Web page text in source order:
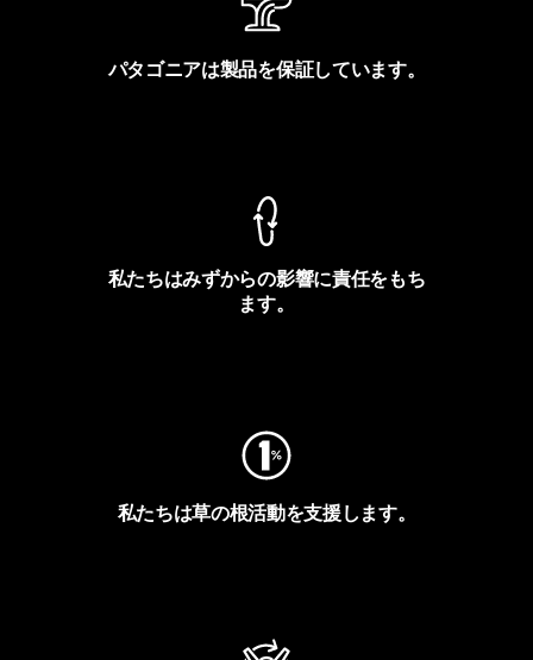
パタゴニアは製品を保証しています。
私たちはみずからの影響に責任をもち
ます。
私たちは草の根活動を支援します。